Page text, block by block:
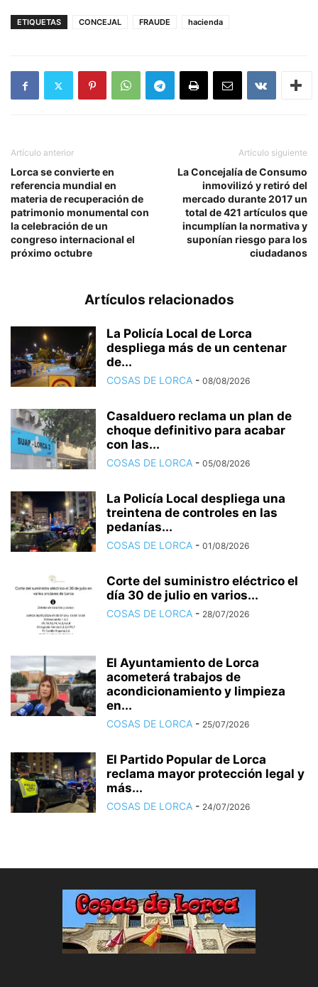
ETIQUETAS CONCEJAL FRAUDE hacienda
Artículo anterior
Lorca se convierte en
referencia mundial en
materia de recuperación de
patrimonio monumental con
la celebración de un
congreso internacional el
próximo octubre
Artículo siguiente
La Concejalía de Consumo
inmovilizó y retiró del
mercado durante 2017 un
total de 421 artículos que
incumplían la normativa y
suponían riesgo para los
ciudadanos
Artículos relacionados
La Policía Local de Lorca
despliega más de un centenar
de...
COSAS DE LORCA - 08/08/2026
Casalduero reclama un plan de
choque definitivo para acabar
con las...
COSAS DE LORCA - 05/08/2026
La Policía Local despliega una
treintena de controles en las
pedanías...
COSAS DE LORCA - 01/08/2026
Corte del suministro eléctrico el
día 30 de julio en varios...
COSAS DE LORCA - 28/07/2026
El Ayuntamiento de Lorca
acometerá trabajos de
acondicionamiento y limpieza
en...
COSAS DE LORCA - 25/07/2026
El Partido Popular de Lorca
reclama mayor protección legal y
más...
COSAS DE LORCA - 24/07/2026